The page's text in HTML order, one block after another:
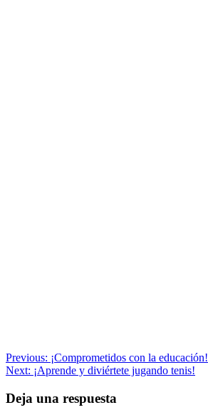
Navegación
de
entradas
Previous: ¡Comprometidos con la educación!
Next: ¡Aprende y diviértete jugando tenis!
Deja una respuesta